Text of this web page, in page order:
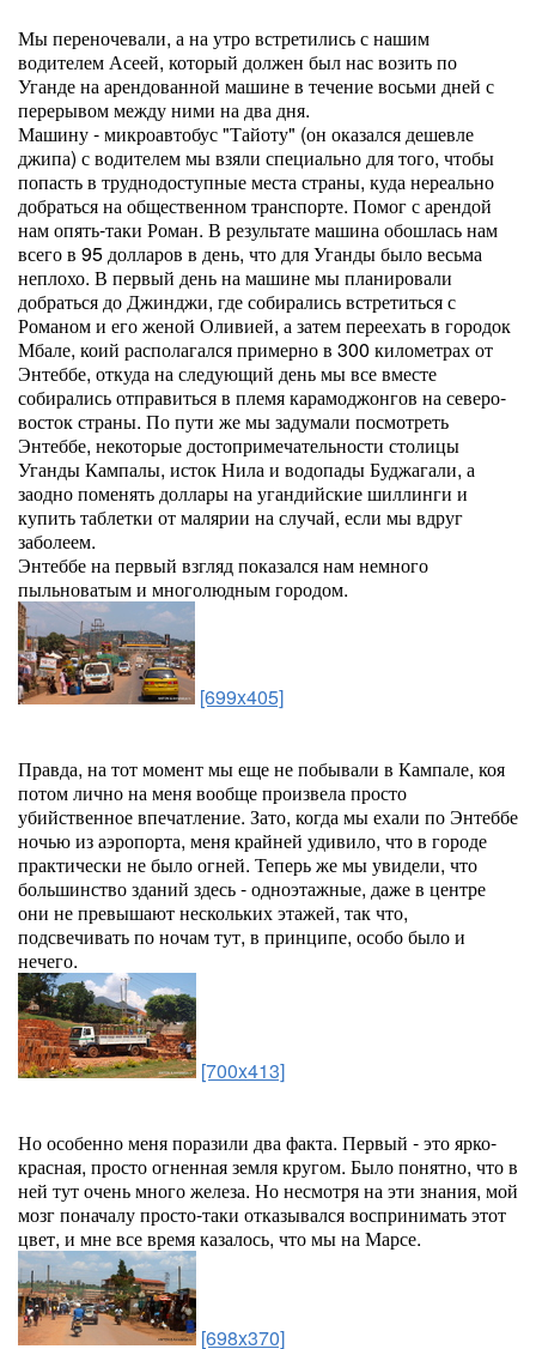
Мы переночевали, а на утро встретились с нашим
водителем Асеей, который должен был нас возить по
Уганде на арендованной машине в течение восьми дней с
перерывом между ними на два дня.
Машину - микроавтобус "Тайоту" (он оказался дешевле
джипа) с водителем мы взяли специально для того, чтобы
попасть в труднодоступные места страны, куда нереально
добраться на общественном транспорте. Помог с арендой
нам опять-таки Роман. В результате машина обошлась нам
всего в 95 долларов в день, что для Уганды было весьма
неплохо. В первый день на машине мы планировали
добраться до Джинджи, где собирались встретиться с
Романом и его женой Оливией, а затем переехать в городок
Мбале, коий располагался примерно в 300 километрах от
Энтеббе, откуда на следующий день мы все вместе
собирались отправиться в племя карамоджонгов на северо-
восток страны. По пути же мы задумали посмотреть
Энтеббе, некоторые достопримечательности столицы
Уганды Кампалы, исток Нила и водопады Буджагали, а
заодно поменять доллары на угандийские шиллинги и
купить таблетки от малярии на случай, если мы вдруг
заболеем.
Энтеббе на первый взгляд показался нам немного
пыльноватым и многолюдным городом.
[699x405]
Правда, на тот момент мы еще не побывали в Кампале, коя
потом лично на меня вообще произвела просто
убийственное впечатление. Зато, когда мы ехали по Энтеббе
ночью из аэропорта, меня крайней удивило, что в городе
практически не было огней. Теперь же мы увидели, что
большинство зданий здесь - одноэтажные, даже в центре
они не превышают нескольких этажей, так что,
подсвечивать по ночам тут, в принципе, особо было и
нечего.
[700x413]
Но особенно меня поразили два факта. Первый - это ярко-
красная, просто огненная земля кругом. Было понятно, что в
ней тут очень много железа. Но несмотря на эти знания, мой
мозг поначалу просто-таки отказывался воспринимать этот
цвет, и мне все время казалось, что мы на Марсе.
[698x370]